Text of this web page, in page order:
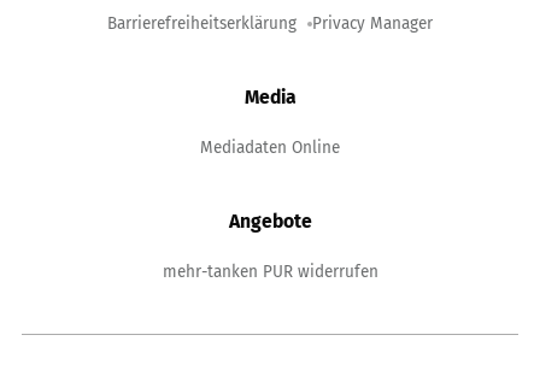
Barrierefreiheitserklärung Privacy Manager
Media
Mediadaten Online
Angebote
mehr-tanken PUR widerrufen